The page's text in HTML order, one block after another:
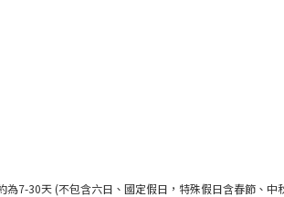
為7-30天 (不包含六日、國定假日，特殊假日含春節、中